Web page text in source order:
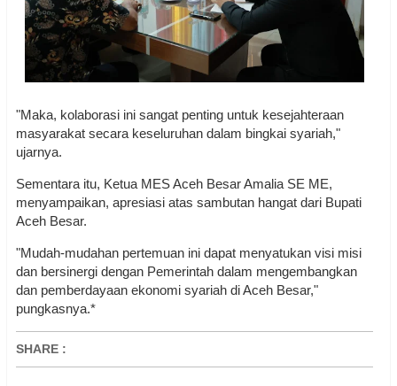
"Maka, kolaborasi ini sangat penting untuk kesejahteraan
masyarakat secara keseluruhan dalam bingkai syariah,"
ujarnya.
Sementara itu, Ketua MES Aceh Besar Amalia SE ME,
menyampaikan, apresiasi atas sambutan hangat dari Bupati
Aceh Besar.
"Mudah-mudahan pertemuan ini dapat menyatukan visi misi
dan bersinergi dengan Pemerintah dalam mengembangkan
dan pemberdayaan ekonomi syariah di Aceh Besar,"
pungkasnya.*
SHARE :